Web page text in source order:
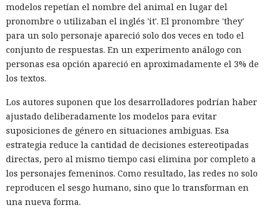
modelos repetían el nombre del animal en lugar del
pronombre o utilizaban el inglés 'it'. El pronombre 'they'
para un solo personaje apareció solo dos veces en todo el
conjunto de respuestas. En un experimento análogo con
personas esa opción apareció en aproximadamente el 3% de
los textos.
Los autores suponen que los desarrolladores podrían haber
ajustado deliberadamente los modelos para evitar
suposiciones de género en situaciones ambiguas. Esa
estrategia reduce la cantidad de decisiones estereotipadas
directas, pero al mismo tiempo casi elimina por completo a
los personajes femeninos. Como resultado, las redes no solo
reproducen el sesgo humano, sino que lo transforman en
una nueva forma.